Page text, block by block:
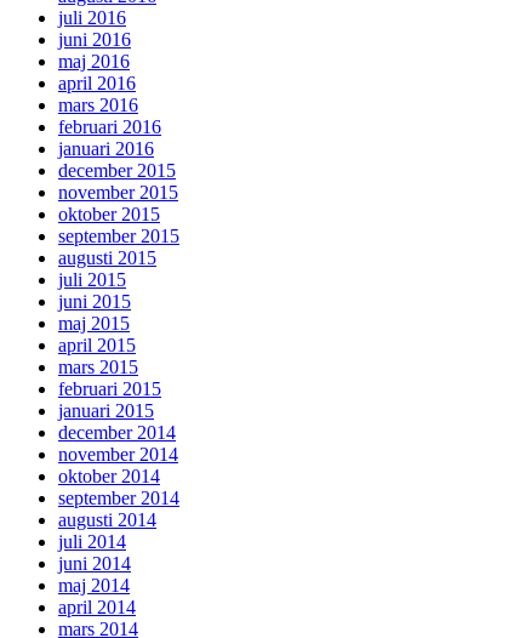
juli 2016
juni 2016
maj 2016
april 2016
mars 2016
februari 2016
januari 2016
december 2015
november 2015
oktober 2015
september 2015
augusti 2015
juli 2015
juni 2015
maj 2015
april 2015
mars 2015
februari 2015
januari 2015
december 2014
november 2014
oktober 2014
september 2014
augusti 2014
juli 2014
juni 2014
maj 2014
april 2014
mars 2014